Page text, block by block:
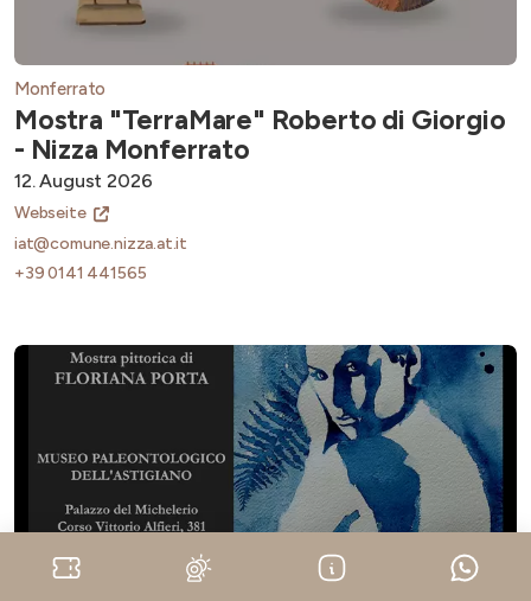
Monferrato
Mostra "TerraMare" Roberto di Giorgio
- Nizza Monferrato
12. August 2026
Webseite
iat@comune.nizza.at.it
+39 0141 441565